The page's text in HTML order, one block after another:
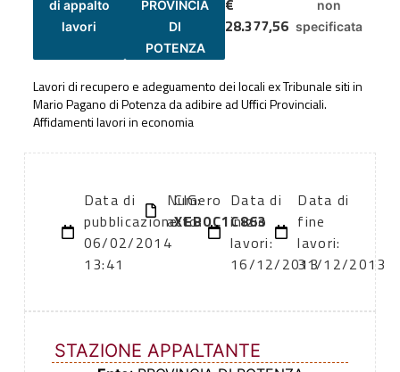
di appalto
lavori
PROVINCIA
DI
POTENZA
€
28.377,56
non
specificata
Lavori di recupero e adeguamento dei locali ex Tribunale siti in
Mario Pagano di Potenza da adibire ad Uffici Provinciali.
Affidamenti lavori in economia
Data di
pubblicazione:
06/02/2014
13:41
Numero
atto:
CIG:
XEB0C1C863
Data di
inizio
lavori:
16/12/2013
Data di
fine
lavori:
31/12/2013
STAZIONE APPALTANTE